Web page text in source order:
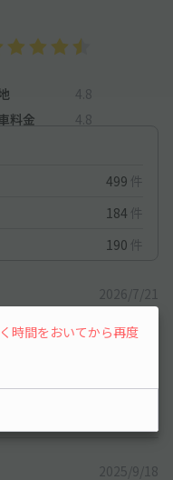
4.8
料金
4.8
499 件
184 件
190 件
2026/7/21
。
2025/9/18
時間をおいてから再度